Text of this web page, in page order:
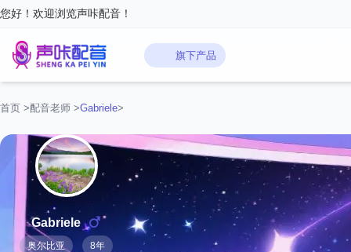
您好！欢迎浏览声咔配音！
旗下产品
首页 >配音老师 >Gabriele‌>
Gabriele‌
奥尔比亚 8年